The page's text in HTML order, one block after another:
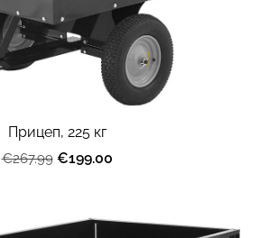
Прицеп, 225 кг
€267.99 €199.00